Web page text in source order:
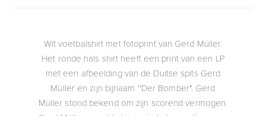
Wit voetbalshirt met fotoprint van Gerd Müller.
Het ronde hals shirt heeft een print van een LP
met een afbeelding van de Duitse spits Gerd
Müller en zijn bijnaam ''Der Bomber". Gerd
Müller stond bekend om zijn scorend vermogen.